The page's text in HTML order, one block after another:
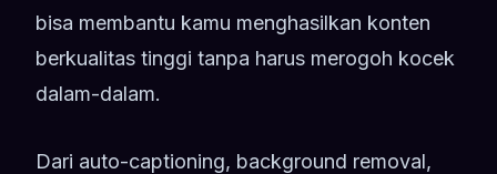
bisa membantu kamu menghasilkan konten
berkualitas tinggi tanpa harus merogoh kocek
dalam-dalam.
Dari auto-captioning, background removal,